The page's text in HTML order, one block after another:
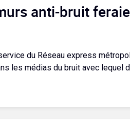
anti-bruit
du Réseau express
les médias du bruit avec lequel